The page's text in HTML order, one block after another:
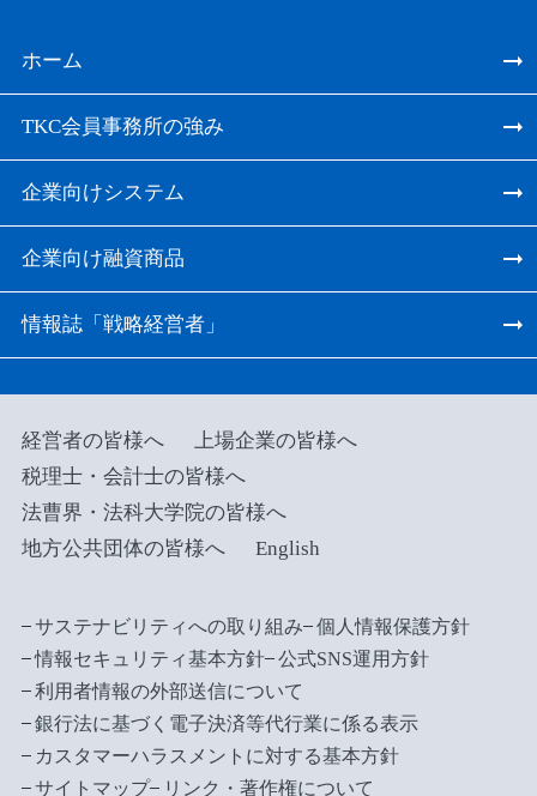
ホーム
TKC会員事務所の強み
企業向けシステム
企業向け融資商品
情報誌「戦略経営者」
経営者の皆様へ
上場企業の皆様へ
税理士・会計士の皆様へ
法曹界・法科大学院の皆様へ
地方公共団体の皆様へ
English
サステナビリティへの取り組み
個人情報保護方針
情報セキュリティ基本方針
公式SNS運用方針
利用者情報の外部送信について
銀行法に基づく電子決済等代行業に係る表示
カスタマーハラスメントに対する基本方針
サイトマップ
リンク・著作権について